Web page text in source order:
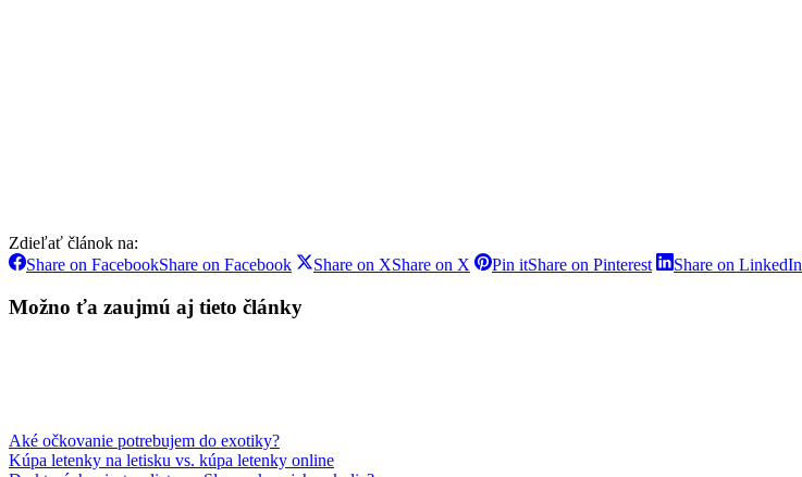
Zdieľať článok na:
Share on FacebookShare on Facebook Share on XShare on X Pin itShare on Pinterest Share on LinkedIn
Možno ťa zaujmú aj tieto články
Aké očkovanie potrebujem do exotiky?
Kúpa letenky na letisku vs. kúpa letenky online